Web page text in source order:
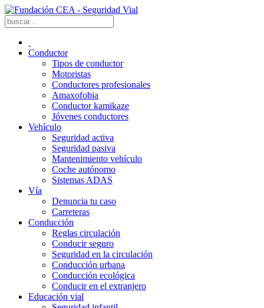
Conductor
Tipos de conductor
Motoristas
Conductores profesionales
Amaxofobia
Conductor kamikaze
Jóvenes conductores
Vehículo
Seguridad activa
Seguridad pasiva
Mantenimiento vehículo
Coche autónomo
Sistemas ADAS
Vía
Denuncia tu caso
Carreteras
Conducción
Reglas circulación
Conducir seguro
Seguridad en la circulación
Conducción urbana
Conducción ecológica
Conducir en el extranjero
Educación vial